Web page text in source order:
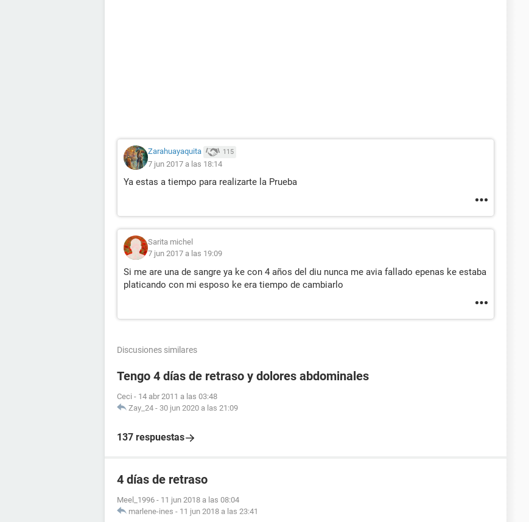
Zarahuayaquita 115
7 jun 2017 a las 18:14
Ya estas a tiempo para realizarte la Prueba
Sarita michel
7 jun 2017 a las 19:09
Si me are una de sangre ya ke con 4 años del diu nunca me avia fallado epenas ke estaba
platicando con mi esposo ke era tiempo de cambiarlo
Discusiones similares
Tengo 4 días de retraso y dolores abdominales
Ceci - 14 abr 2011 a las 03:48
Zay_24 - 30 jun 2020 a las 21:09
137 respuestas
4 días de retraso
Meel_1996 - 11 jun 2018 a las 08:04
marlene-ines - 11 jun 2018 a las 23:41